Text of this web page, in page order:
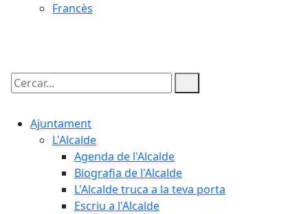
Francès
Cercar:
Ajuntament
L'Alcalde
Agenda de l'Alcalde
Biografia de l'Alcalde
L'Alcalde truca a la teva porta
Escriu a l'Alcalde